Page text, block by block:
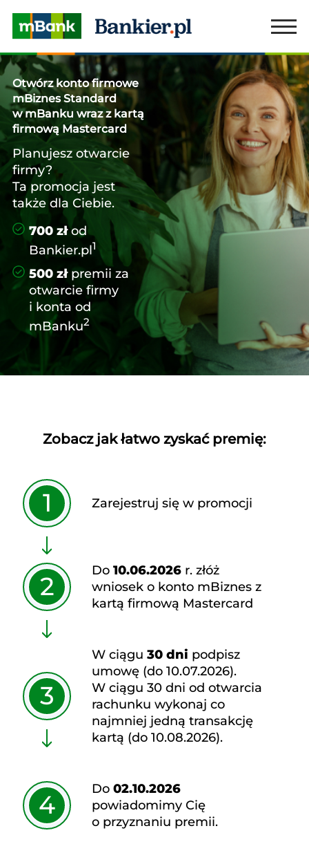
Otwórz konto firmowe
mBiznes Standard
w mBanku wraz z kartą
firmową Mastercard
Planujesz otwarcie
firmy?
Ta promocja jest
także dla Ciebie.
700 złod
Bankier.pl1
500 złpremii za
otwarcie firmy
i konta od
mBanku2
Zobacz jak łatwo zyskać premię:
1 Zarejestruj się w promocji
2
Do 10.06.2026 r. złóż
wniosek o konto mBiznes z
kartą firmową Mastercard
3
W ciągu 30 dni podpisz
umowę (do 10.07.2026).
W ciągu 30 dni od otwarcia
rachunku wykonaj co
najmniej jedną transakcję
kartą (do 10.08.2026).
4
Do 02.10.2026
powiadomimy Cię
o przyznaniu premii.